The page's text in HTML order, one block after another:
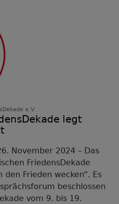
e.V.
legt
November 2024 – Das
FriedensDekade
den Frieden wecken“. Es
beschlossen
vom 9. bis 19.